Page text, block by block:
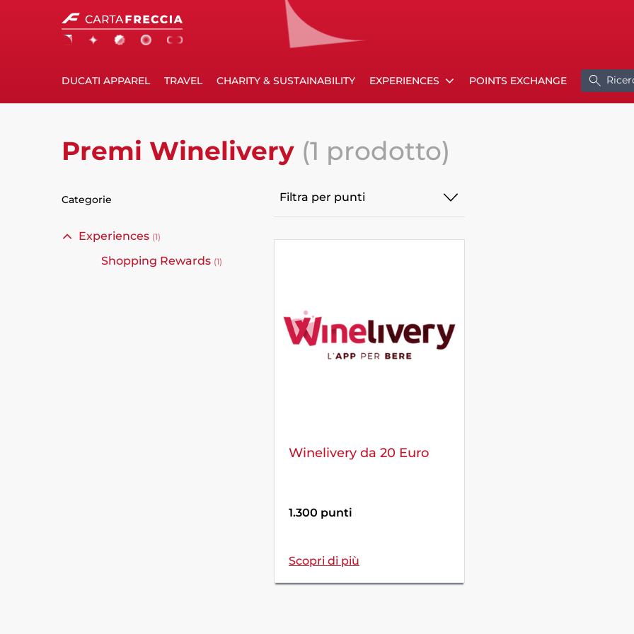
DUCATI APPAREL TRAVEL CHARITY & SUSTAINABILITY EXPERIENCES POINTS EXCHANGE
Warning:
Success:
Password
Winelivery
Premi
Premi Winelivery (1 prodotto)
Categorie
Experiences (1)
Shopping Rewards (1)
Filtra per punti
Winelivery da 20 Euro
1.300 punti
Scopri di più